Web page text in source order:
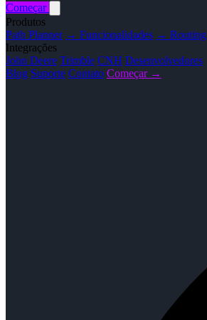
Começar
Produtos
Path Planner → Funcionalidades → Routing
Integrações
John Deere Trimble CNH Desenvolvedores
Blog Suporte Contato Começar →